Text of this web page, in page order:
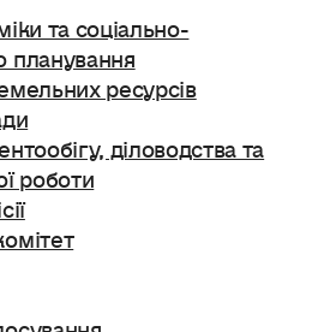
та соціально-
планування
ресурсів
діловодства та
роботи